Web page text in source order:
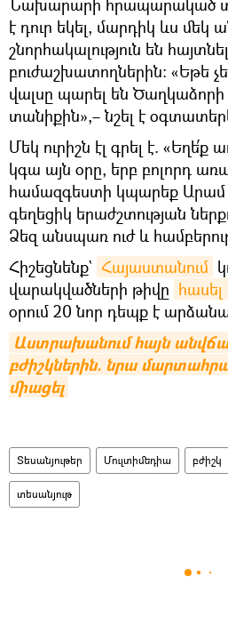
Նախարարի հրապարակած
է դուր եկել, մարդիկ ևս մեկ
շնորհակալություն են հայտնել
բուժաշխատողներին։ «Եթե
վալսը պարել են Ծաղկաձորի
տանիքին»,– նշել է
Մեկ ուրիշն էլ գրել է. «Եղե՛ք
կգա այն օրը, երբ բոլորդ
համազգեստի կպարեք
գեղեցիկ երաժշտության
Ձեզ անսպառ ուժ և
Հիշեցնենք` Հայաստանում
վարակվածների թիվը հասել
օրում 20 նոր դեպք է
Աստրախանում հայն
բժիշկներին. նրա
միացել
Տեսանյութեր Մուլտիմեդիա բժիշկ
տեսանյութ